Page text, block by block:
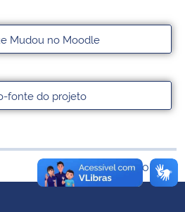
dos Direitos Humanos
Mudou no Moodle
fonte do projeto
Voltar ao topo